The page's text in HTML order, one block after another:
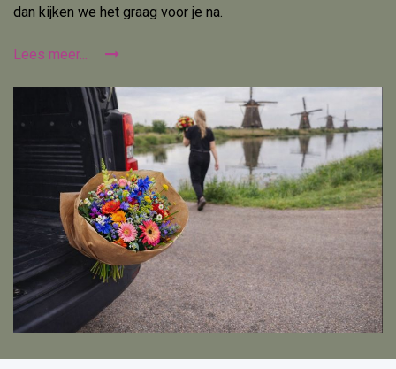
dan kijken we het graag voor je na.
Lees meer...